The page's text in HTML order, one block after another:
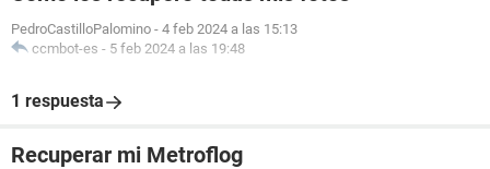
PedroCastilloPalomino - 4 feb 2024 a las 15:13
ccmbot-es - 5 feb 2024 a las 19:48
1 respuesta
Recuperar mi Metroflog